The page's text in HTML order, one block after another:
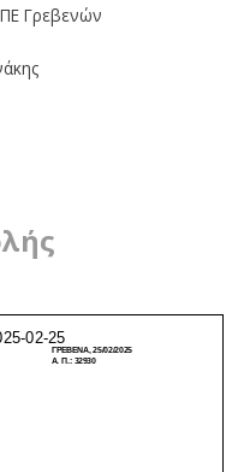
ΠΕ Γρεβενών